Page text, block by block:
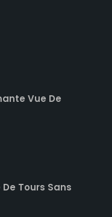
Vue De
Tours Sans